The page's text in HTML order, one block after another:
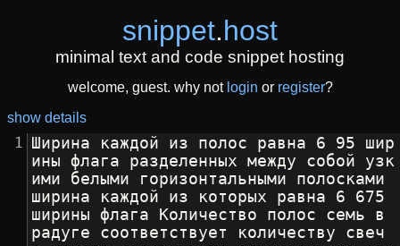
snippet.host
minimal text and code snippet hosting
welcome, guest. why not login or register?
show details
Ширина каждой из полос равна 6 95 шир
ины флага разделенных между собой узк
ими белыми горизонтальными полосками
ширина каждой из которых равна 6 675
ширины флага Количество полос семь в
радуге соответствует количеству свеч